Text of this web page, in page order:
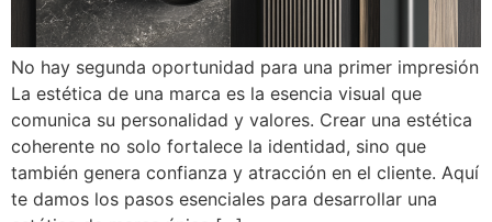
No hay segunda oportunidad para una primer impresión
La estética de una marca es la esencia visual que
comunica su personalidad y valores. Crear una estética
coherente no solo fortalece la identidad, sino que
también genera confianza y atracción en el cliente. Aquí
te damos los pasos esenciales para desarrollar una